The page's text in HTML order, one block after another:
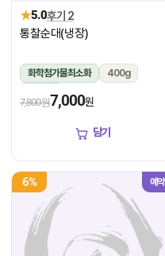
★5.0후기 2
통찰순대(냉장)
화학첨가물최소화
400g
냉장
7,800원7,000원
담기
6% 예약